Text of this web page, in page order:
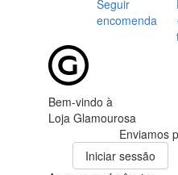
Seguir
encomenda
Bem-vindo à
Loja Glamourosa
Enviamos
Iniciar sessão